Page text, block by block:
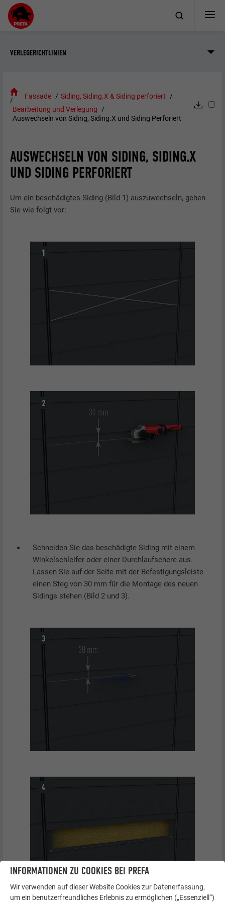
VERLEGERICHTLINIEN
Fassade
Siding, Siding.X & Siding perforiert
Bearbeitung und Verlegung
Auswechseln von Siding, Siding.X und Siding Perforiert
AUSWECHSELN VON SIDING, SIDING.X
UND SIDING PERFORIERT
Um ein beschädigtes Siding (Bild 1) auszuwechseln, gehen
Sie wie folgt vor:
Schneiden Sie das beschädigte Siding mit einem
Winkelschleifer oder einer Durchlaufschere aus.
Lassen Sie auf der Seite mit der Befestigungsleiste
einen Steg von 30 mm für die Montage des neuen
Sidings stehen (Bild 2 und 3).
INFORMATIONEN ZU COOKIES BEI PREFA
Wir verwenden auf dieser Website Cookies zur Datenerfassung,
um ein benutzerfreundliches Erlebnis zu ermöglichen („Essenziell“)